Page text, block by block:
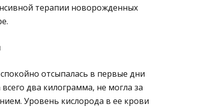
терапии новорожденных
отсыпалась в первые дни
два килограмма, не могла за
Уровень кислорода в ее крови